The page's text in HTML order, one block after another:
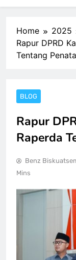
Home 2025
Rapur DPRD
Tentang
BLOG
Rapur
Raperda
Benz
Mins